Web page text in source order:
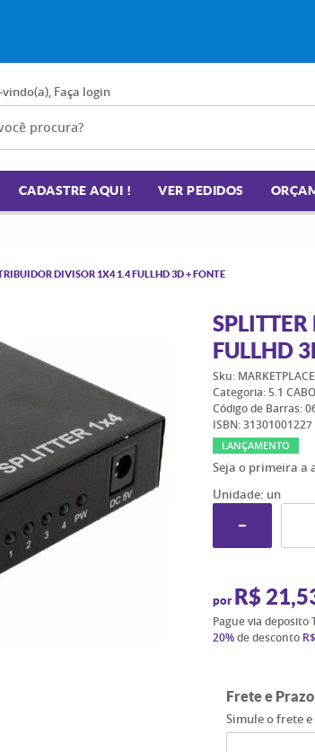
vindo(a), Faça login
CADASTRE AQUI ! VER PEDIDOS
DIVISOR 1X4 1.4 FULLHD 3D + FONTE
FULLHD
Sku:
Categoria: 5.1
Código de Barras:
ISBN:31301001227
LANÇAMENTO
Seja o primeira a
Unidade: un
por R$
Pague via deposito
20%de desconto
Frete e Prazo
Simule o frete